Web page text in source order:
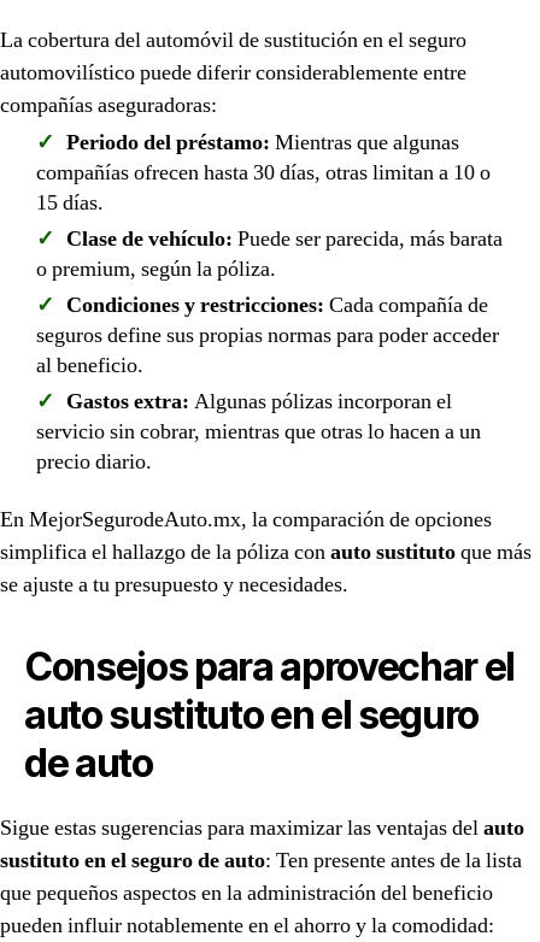
La cobertura del automóvil de sustitución en el seguro
automovilístico puede diferir considerablemente entre
compañías aseguradoras:
Periodo del préstamo: Mientras que algunas
compañías ofrecen hasta 30 días, otras limitan a 10 o
15 días.
Clase de vehículo: Puede ser parecida, más barata
o premium, según la póliza.
Condiciones y restricciones: Cada compañía de
seguros define sus propias normas para poder acceder
al beneficio.
Gastos extra: Algunas pólizas incorporan el
servicio sin cobrar, mientras que otras lo hacen a un
precio diario.
En MejorSegurodeAuto.mx, la comparación de opciones
simplifica el hallazgo de la póliza conauto sustitutoque más
se ajuste a tu presupuesto y necesidades.
Consejos para aprovechar el
auto sustituto en el seguro
de auto
Sigue estas sugerencias para maximizar las ventajas delauto
sustituto en el seguro de auto: Ten presente antes de la lista
que pequeños aspectos en la administración del beneficio
pueden influir notablemente en el ahorro y la comodidad: